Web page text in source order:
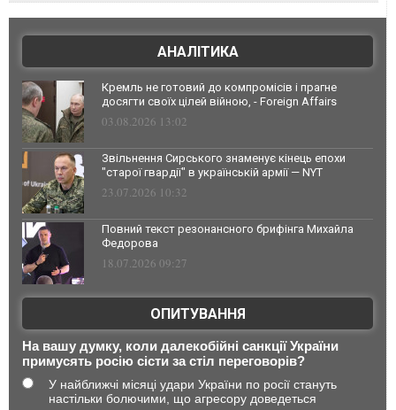
АНАЛІТИКА
Кремль не готовий до компромісів і прагне
досягти своїх цілей війною, - Foreign Affairs
03.08.2026 13:02
Звільнення Сирського знаменує кінець епохи
"старої гвардії" в українській армії — NYT
23.07.2026 10:32
Повний текст резонансного брифінга Михайла
Федорова
18.07.2026 09:27
ОПИТУВАННЯ
На вашу думку, коли далекобійні санкції України
примусять росію сісти за стіл переговорів?
У найближчі місяці удари України по росії стануть
настільки болючими, що агресору доведеться